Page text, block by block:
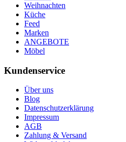
Weihnachten
Küche
Feed
Marken
ANGEBOTE
Möbel
Kundenservice
Über uns
Blog
Datenschutzerklärung
Impressum
AGB
Zahlung & Versand